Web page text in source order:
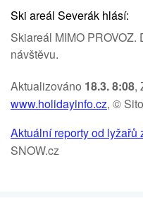
Ski areál Severák hlásí:
Skiareál MIMO
návštěvu.
Aktualizováno 18.3. 8:08,
www.holidayinfo.cz, ©
Aktuální reporty od lyžařů
SNOW.cz